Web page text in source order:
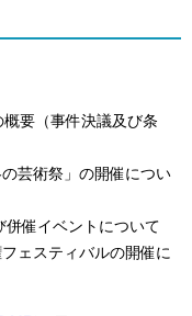
要（事件決議及び条
芸術祭」の開催につい
催イベントについて
ェスティバルの開催に